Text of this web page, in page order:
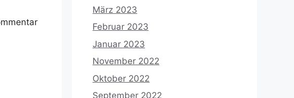
März 2023
Februar 2023
Januar 2023
November 2022
Oktober 2022
September 2022